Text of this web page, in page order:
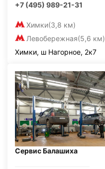
+7 (495) 989-21-31
Химки(3,8 км)
Левобережная(5,6 км)
Химки, ш Нагорное, 2к7
Сервис Балашиха